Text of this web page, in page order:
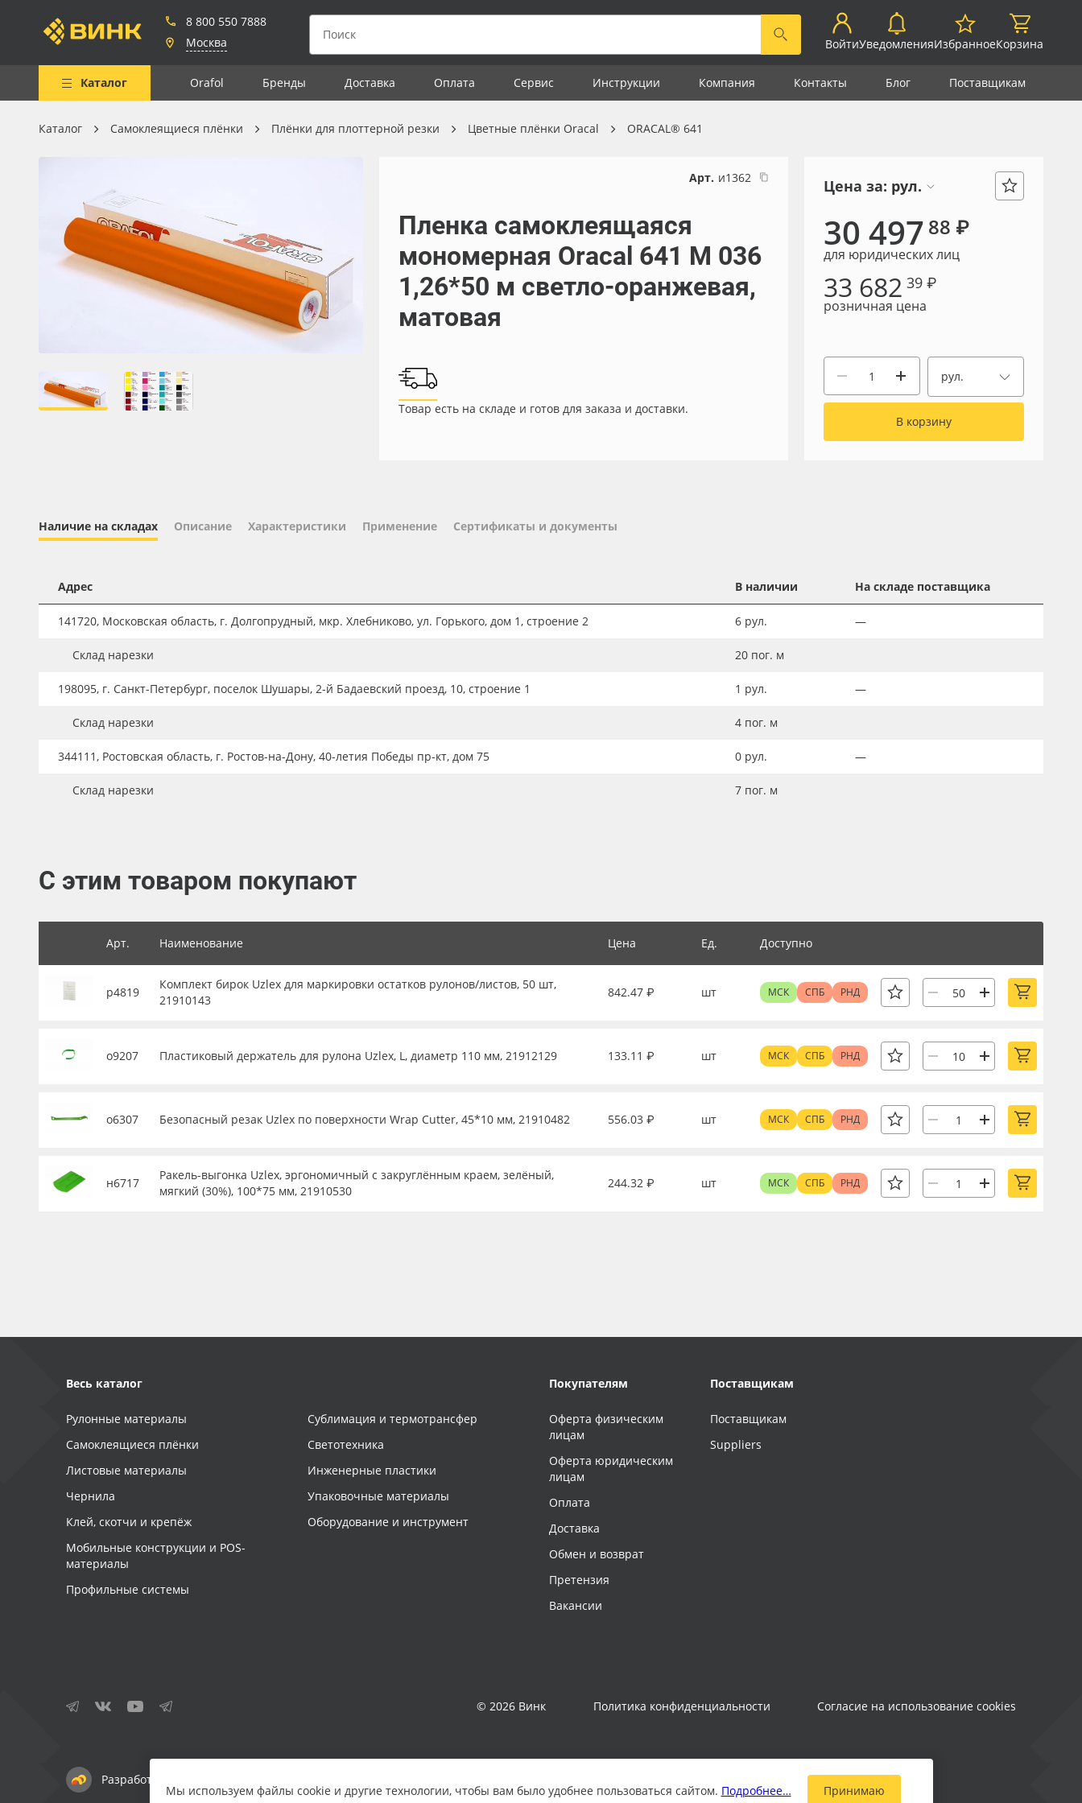
8 800 550 7888
Москва
ВойтиУведомленияИзбранноеКорзина
Каталог Orafol Бренды Доставка Оплата Сервис Инструкции Компания Контакты Блог Поставщикам
Весь каталог
Самоклеящиеся плёнки
Листовые материалы
Чернила
Клей, скотчи и крепёж
Мобильные конструкции и
Сублимация и термотрансфер
Новинки ассортимента
Orajet 3640
Плёнка монтажная Oratape
ПЭТ листовой
ПЭТ бэклит
Каталог Самоклеящиеся плёнки Плёнки для плоттерной резки Цветные плёнки Oracal ORACAL® 641
Арт. и1362
Пленка самоклеящаяся
мономерная Oracal 641 M 036
1,26*50 м светло-оранжевая,
матовая
Товар есть на складе и готов для заказа и доставки.
Цена за: рул.
30 497 88 ₽
для юридических лиц
33 682 39 ₽
розничная цена
рул.
В корзину
Наличие на складах Описание Характеристики Применение Сертификаты и документы
Адрес В наличии На складе поставщика
141720, Московская область, г. Долгопрудный, мкр. Хлебниково, ул. Горького, дом 1, строение 2 6 рул. —
Склад нарезки 20 пог. м
198095, г. Санкт-Петербург, поселок Шушары, 2-й Бадаевский проезд, 10, строение 1 1 рул. —
Склад нарезки 4 пог. м
344111, Ростовская область, г. Ростов-на-Дону, 40-летия Победы пр-кт, дом 75 0 рул. —
Склад нарезки 7 пог. м
С этим товаром покупают
Арт. Наименование Цена Ед. Доступно
р4819
Комплект бирок Uzlex для маркировки остатков рулонов/листов, 50 шт,
21910143
842.47 ₽ шт МСК СПБ РНД
о9207 Пластиковый держатель для рулона Uzlex, L, диаметр 110 мм, 21912129 133.11 ₽ шт МСК СПБ РНД
о6307 Безопасный резак Uzlex по поверхности Wrap Cutter, 45*10 мм, 21910482 556.03 ₽ шт МСК СПБ РНД
н6717
Ракель-выгонка Uzlex, эргономичный с закруглённым краем, зелёный,
мягкий (30%), 100*75 мм, 21910530
244.32 ₽ шт МСК СПБ РНД
Весь каталог
Рулонные материалы
Самоклеящиеся плёнки
Листовые материалы
Чернила
Клей, скотчи и крепёж
Мобильные конструкции и POS-
материалы
Профильные системы
Сублимация и термотрансфер
Светотехника
Инженерные пластики
Упаковочные материалы
Оборудование и инструмент
Покупателям
Оферта физическим
лицам
Оферта юридическим
лицам
Оплата
Доставка
Обмен и возврат
Претензия
Вакансии
Поставщикам
Поставщикам
Suppliers
© 2026 Винк Политика конфиденциальности Согласие на использование cookies
Разработка сайта — студия «Сибирикс»
Мы используем файлы cookie и другие технологии, чтобы вам было удобнее пользоваться сайтом. Подробнее… Принимаю